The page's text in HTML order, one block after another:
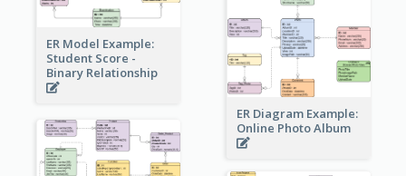
ER Model Example:
Student Score -
Binary Relationship
ER Diagram Example:
Online Photo Album